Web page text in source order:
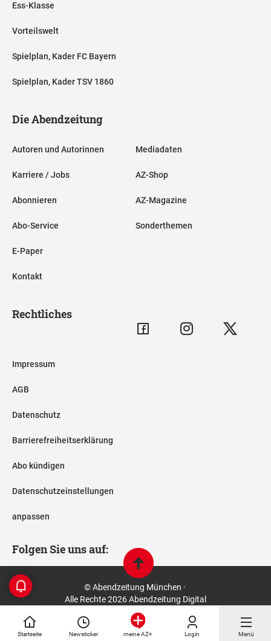
Startseite Newsticker meine AZ+ Login Menü
Ess-Klasse
Vorteilswelt
Spielplan, Kader FC Bayern
Spielplan, Kader TSV 1860
Die Abendzeitung
Autoren und Autorinnen
Karriere / Jobs
Abonnieren
Abo-Service
E-Paper
Kontakt
Mediadaten
AZ-Shop
AZ-Magazine
Sonderthemen
Rechtliches
Impressum
AGB
Datenschutz
Barrierefreiheitserklärung
Abo kündigen
Datenschutzeinstellungen
anpassen
Folgen Sie uns auf:
© Abendzeitung München ·
Alle Rechte 2026 Abendzeitung Digital